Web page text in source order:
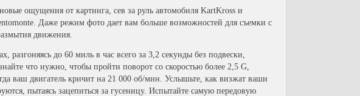
ощущения от картинга, сев за руль автомобиля KartKross и
Даже режим фото дает вам больше возможностей для съемки с
движения.
разгоняясь до 60 миль в час всего за 3,2 секунды без подвески,
что нужно, чтобы пройти поворот со скоростью более 2,5 G,
ваш двигатель кричит на 21 000 об/мин. Услышьте, как визжат ваши
пытаясь зацепиться за гусеницу. Испытайте самую передовую